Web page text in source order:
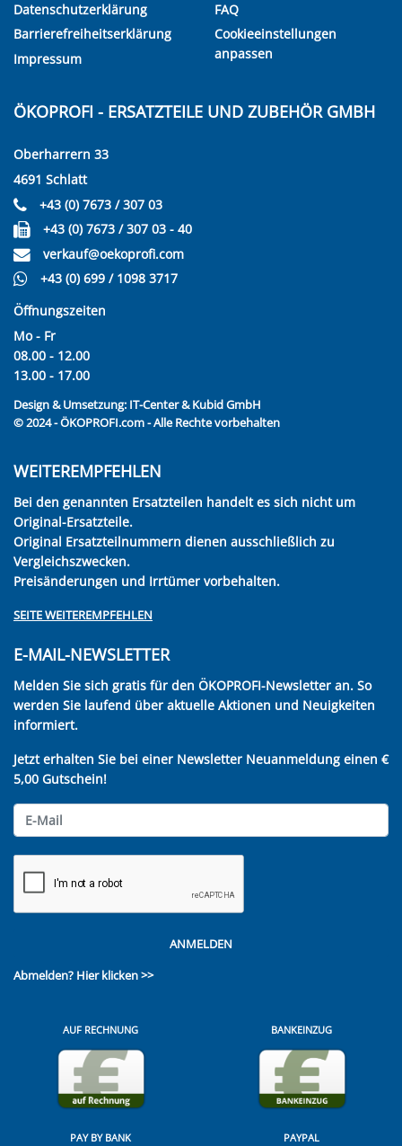
Datenschutzerklärung
Barrierefreiheitserklärung
Impressum
FAQ
Cookieeinstellungen
anpassen
ÖKOPROFI - ERSATZTEILE UND ZUBEHÖR GMBH
Oberharrern 33
4691 Schlatt
+43 (0) 7673 / 307 03
+43 (0) 7673 / 307 03 - 40
verkauf@oekoprofi.com
+43 (0) 699 / 1098 3717
Öffnungszeiten
Mo - Fr
08.00 - 12.00
13.00 - 17.00
Design & Umsetzung: IT-Center & Kubid GmbH
© 2024 - ÖKOPROFI.com - Alle Rechte vorbehalten
WEITEREMPFEHLEN
Bei den genannten Ersatzteilen handelt es sich nicht um
Original-Ersatzteile.
Original Ersatzteilnummern dienen ausschließlich zu
Vergleichszwecken.
Preisänderungen und Irrtümer vorbehalten.
SEITE WEITEREMPFEHLEN
E-MAIL-NEWSLETTER
Melden Sie sich gratis für den ÖKOPROFI-Newsletter an. So
werden Sie laufend über aktuelle Aktionen und Neuigkeiten
informiert.
Jetzt erhalten Sie bei einer Newsletter Neuanmeldung einen €
5,00 Gutschein!
ANMELDEN
Abmelden? Hier klicken >>
AUF RECHNUNG BANKEINZUG
PAY BY BANK PAYPAL